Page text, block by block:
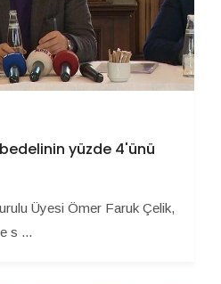
yüzde 4'ünü
Üyesi Ömer Faruk Çelik,
s ...